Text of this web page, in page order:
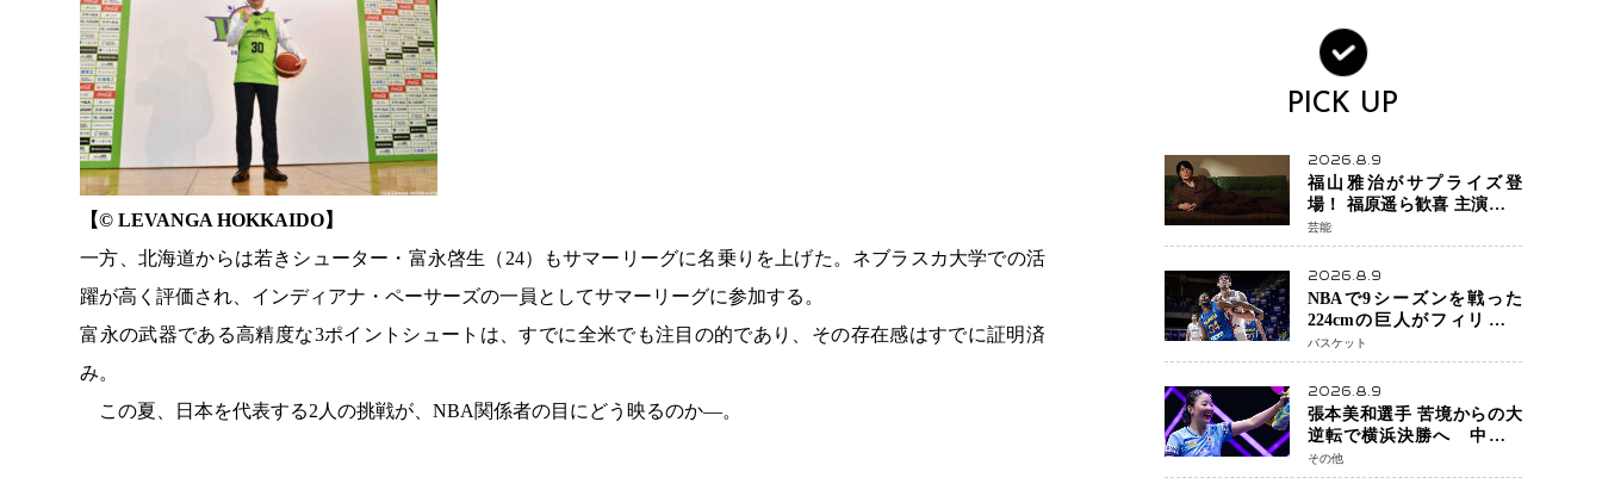
【© LEVANGA HOKKAIDO】
一方、北海道からは若きシューター・富永啓生（24）もサマーリーグに名乗りを上げた。ネブラスカ大学での活
躍が高く評価され、インディアナ・ペーサーズの一員としてサマーリーグに参加する。
富永の武器である高精度な3ポイントシュートは、すでに全米でも注目の的であり、その存在感はすでに証明済
み。
この夏、日本を代表する2人の挑戦が、NBA関係者の目にどう映るのか―。
PICK UP
2026.8.9
福山雅治がサプライズ登
場！ 福原遥ら歓喜 主演映画
『あの星が降る丘で、君と
また出会いたい。』舞台あ
いさつで大歓声
芸能
2026.8.9
NBAで9シーズンを戦った
224cmの巨人がフィリピン
へ ボバン・マリヤノビッチ
ジョーンズカップで新たな
挑戦
バスケット
2026.8.9
張本美和選手 苦境からの大
逆転で横浜決勝へ 中国の
難敵・王芸迪選手を撃破
「ここからまた行くぞ」
その他